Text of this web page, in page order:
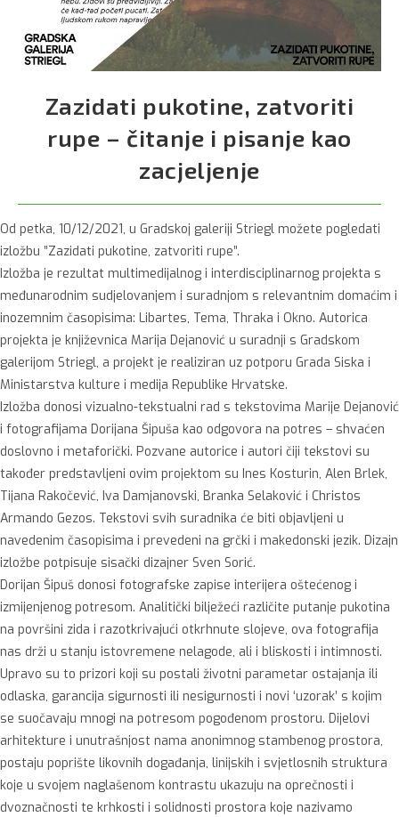
Zazidati pukotine, zatvoriti
rupe – čitanje i pisanje kao
zacjeljenje
Od petka, 10/12/2021, u Gradskoj galeriji Striegl možete pogledati
izložbu ”Zazidati pukotine, zatvoriti rupe”.
Izložba je rezultat multimedijalnog i interdisciplinarnog projekta s
međunarodnim sudjelovanjem i suradnjom s relevantnim domaćim i
inozemnim časopisima: Libartes, Tema, Thraka i Okno. Autorica
projekta je književnica Marija Dejanović u suradnji s Gradskom
galerijom Striegl, a projekt je realiziran uz potporu Grada Siska i
Ministarstva kulture i medija Republike Hrvatske.
Izložba donosi vizualno-tekstualni rad s tekstovima Marije Dejanović
i fotografijama Dorijana Šipuša kao odgovora na potres – shvaćen
doslovno i metaforički. Pozvane autorice i autori čiji tekstovi su
također predstavljeni ovim projektom su Ines Kosturin, Alen Brlek,
Tijana Rakočević, Iva Damjanovski, Branka Selaković i Christos
Armando Gezos. Tekstovi svih suradnika će biti objavljeni u
navedenim časopisima i prevedeni na grčki i makedonski jezik. Dizajn
izložbe potpisuje sisački dizajner Sven Sorić.
Dorijan Šipuš donosi fotografske zapise interijera oštećenog i
izmijenjenog potresom. Analitički bilježeći različite putanje pukotina
na površini zida i razotkrivajući otkrhnute slojeve, ova fotografija
nas drži u stanju istovremene nelagode, ali i bliskosti i intimnosti.
Upravo su to prizori koji su postali životni parametar ostajanja ili
odlaska, garancija sigurnosti ili nesigurnosti i novi ‘uzorak’ s kojim
se suočavaju mnogi na potresom pogođenom prostoru. Dijelovi
arhitekture i unutrašnjost nama anonimnog stambenog prostora,
postaju poprište likovnih događanja, linijskih i svjetlosnih struktura
koje u svojem naglašenom kontrastu ukazuju na oprečnosti i
dvoznačnosti te krhkosti i solidnosti prostora koje nazivamo